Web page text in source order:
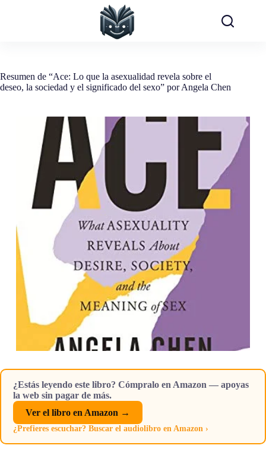
Resumen de “Ace: Lo que la asexualidad revela sobre el
deseo, la sociedad y el significado del sexo” por Angela Chen
¿Estás leyendo este libro? Cómpralo en Amazon — apoyas
la web sin pagar de más.
Ver el libro en Amazon →
¿Prefieres escuchar? Buscar el audiolibro en Amazon ›